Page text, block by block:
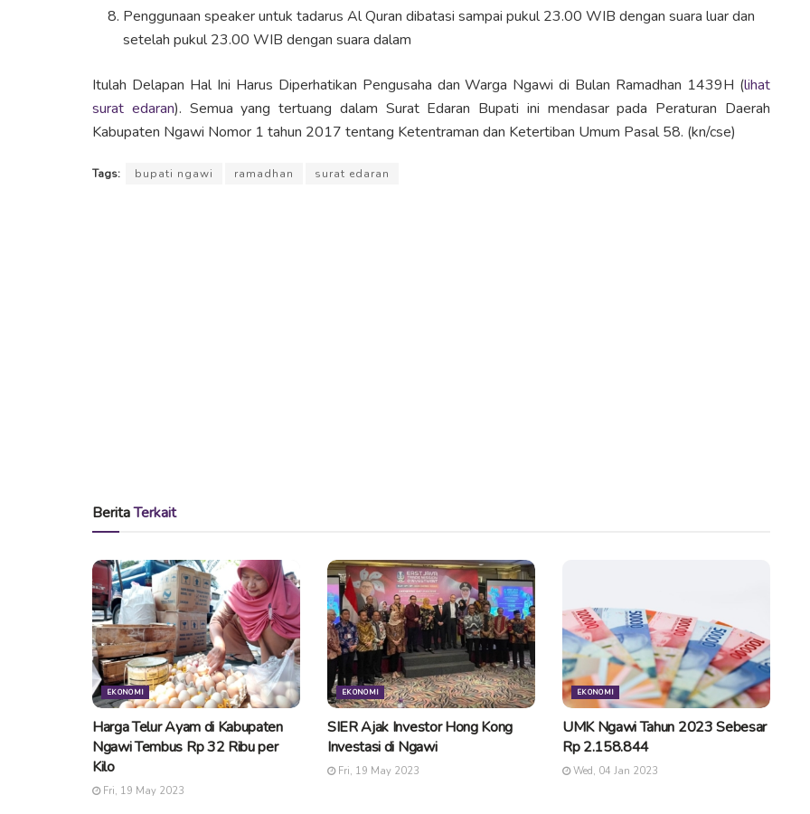
Penggunaan speaker untuk tadarus Al Quran dibatasi sampai pukul 23.00 WIB dengan suara luar dan
setelah pukul 23.00 WIB dengan suara dalam
Itulah Delapan Hal Ini Harus Diperhatikan Pengusaha dan Warga Ngawi di Bulan Ramadhan 1439H (lihat
surat edaran). Semua yang tertuang dalam Surat Edaran Bupati ini mendasar pada Peraturan Daerah
Kabupaten Ngawi Nomor 1 tahun 2017 tentang Ketentraman dan Ketertiban Umum Pasal 58. (kn/cse)
Tags: bupati ngawi ramadhan surat edaran
BeritaTerkait
EKONOMI
Harga Telur Ayam di Kabupaten
Ngawi Tembus Rp 32 Ribu per
Kilo
Fri, 19 May 2023
EKONOMI
SIER Ajak Investor Hong Kong
Investasi di Ngawi
Fri, 19 May 2023
EKONOMI
UMK Ngawi Tahun 2023 Sebesar
Rp 2.158.844
Wed, 04 Jan 2023